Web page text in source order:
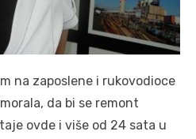
na zaposlene i rukovodioce
da bi se remont
ovde i više od 24 sata u